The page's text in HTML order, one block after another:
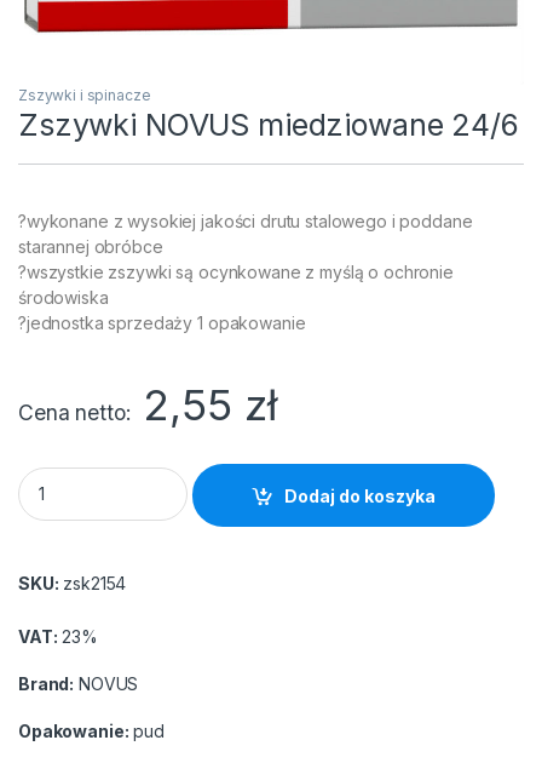
Zszywki i spinacze
Zszywki NOVUS miedziowane 24/6
?wykonane z wysokiej jakości drutu stalowego i poddane
starannej obróbce
?wszystkie zszywki są ocynkowane z myślą o ochronie
środowiska
?jednostka sprzedaży 1 opakowanie
Cena netto 2,55 zł
Zszywki NOVUS miedziowane 24/6 quantity
Dodaj do koszyka
SKU: zsk2154
VAT: 23%
Brand: NOVUS
Opakowanie: pud